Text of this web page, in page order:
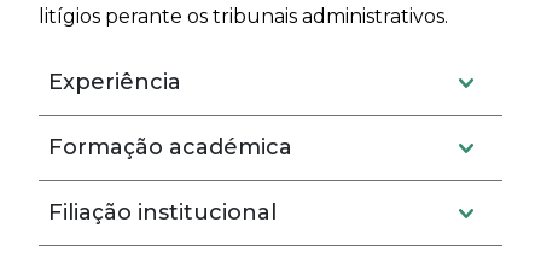
litígios perante os tribunais administrativos.
Experiência
Formação académica
Filiação institucional